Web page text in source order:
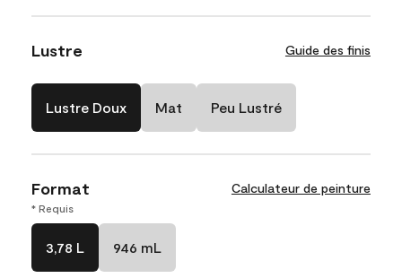
Lustre Guide des finis
Lustre Doux Mat Peu Lustré
Format Calculateur de peinture
* Requis
3,78 L 946 mL